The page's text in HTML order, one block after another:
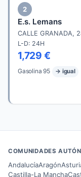
2
E.s. Lemans
CALLE GRANADA,
L-D: 24H
1,729 €
Gasolina 95 → igual
COMUNIDADES
AndalucíaAragón
Castilla-La Mancha